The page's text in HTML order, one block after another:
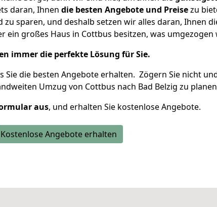
daran, Ihnen die besten Angebote und Preisezu
sparen, und deshalb setzen wir alles daran, Ihnen
ein großes Haus in Cottbus besitzen, was umgezogen
immer die perfekte Lösung für Sie.
Sie die besten Angebote erhalten. Zögern Sie nicht
Umzug von Cottbus nach Bad Belzig zu
aus, und erhalten Sie kostenlose Angebote.
Kostenlose Angebote erhalten